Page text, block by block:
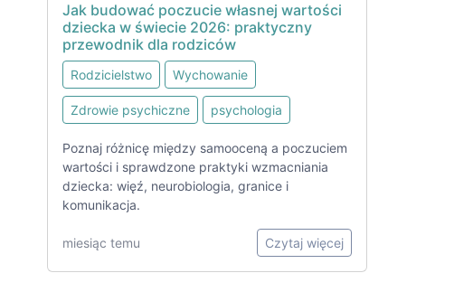
Jak budować poczucie własnej wartości
dziecka w świecie 2026: praktyczny
przewodnik dla rodziców
Rodzicielstwo Wychowanie
Zdrowie psychiczne psychologia
Poznaj różnicę między samooceną a poczuciem
wartości i sprawdzone praktyki wzmacniania
dziecka: więź, neurobiologia, granice i
komunikacja.
miesiąc temu Czytaj więcej